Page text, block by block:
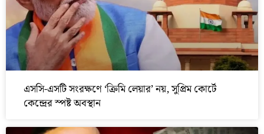
এসসি-এসটি সংরক্ষণে ‘ক্রিমি লেয়ার’ নয়, সুপ্রিম কোর্টে
কেন্দ্রের স্পষ্ট অবস্থান